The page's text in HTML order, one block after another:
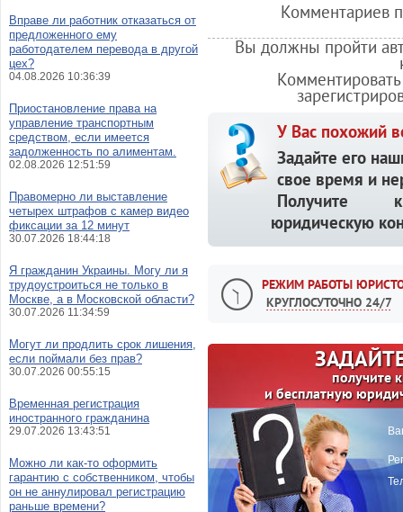
Комментариев
Вы должны пройти
У Вас похожий
Задайте его
свое время и
Получите
юридическую
РЕЖИМ РАБОТЫ
КРУГЛОСУТОЧНО 24/7
получите
и бесплатную
Вправе ли работник отказаться от
предложенного ему
работодателем перевода в другой
цех?
04.08.2026 10:36:39
Приостановление права на
управление транспортным
средством, если имеется
задолженность по алиментам.
02.08.2026 12:51:59
Правомерно ли выставление
четырех штрафов с камер видео
фиксации за 12 минут
30.07.2026 18:44:18
Я гражданин Украины. Могу ли я
трудоустроиться не только в
Москве, а в Московской области?
30.07.2026 11:34:59
Могут ли продлить срок лишения,
если поймали без прав?
30.07.2026 00:55:15
Временная регистрация
иностранного гражданина
29.07.2026 13:43:51
Можно ли как-то оформить
гарантию с собственником, чтобы
он не аннулировал регистрацию
раньше времени?